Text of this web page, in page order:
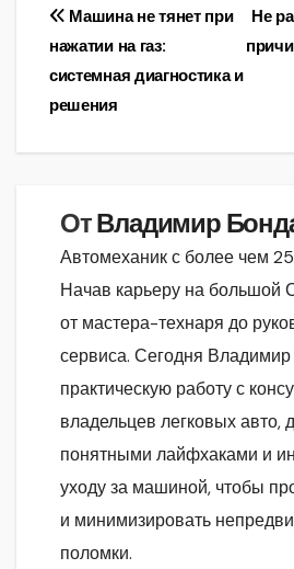
Навигация
по
записям
Не
Машина не тянет при
нажатии на газ:
системная диагностика и
решения
ОтВладимир
Автомеханик с более чем
Начав карьеру на большой
от мастера-технаря до
сервиса. Сегодня
практическую работу с
владельцев легковых авто,
понятными лайфхаками и
уходу за машиной, чтобы
и минимизировать
поломки.